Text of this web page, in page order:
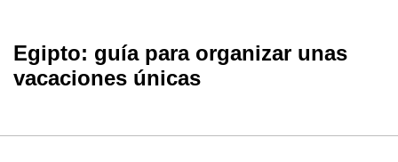
Egipto: guía para organizar unas
vacaciones únicas